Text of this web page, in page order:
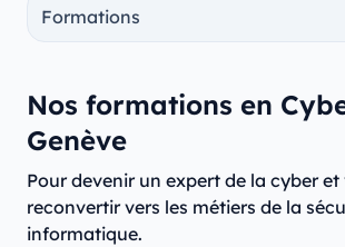
Nos formations en
Genève
Pour devenir un expert de la cyber et
reconvertir vers les métiers de la
informatique.